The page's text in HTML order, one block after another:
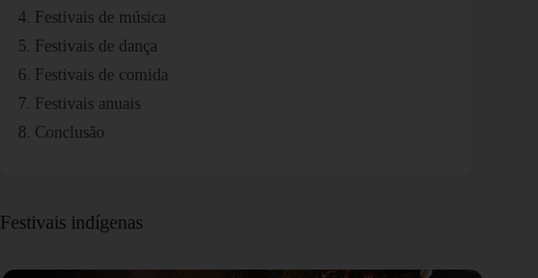
Festivais de música
Festivais de dança
Festivais de comida
Festivais anuais
Conclusão
Festivais indígenas